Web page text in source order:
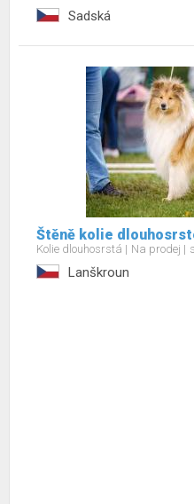
Sadská
Štěně kolie
Kolie dlouhosrstá Na prodej
Lanškroun